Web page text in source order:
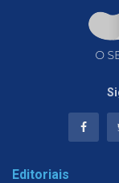
Editoriais